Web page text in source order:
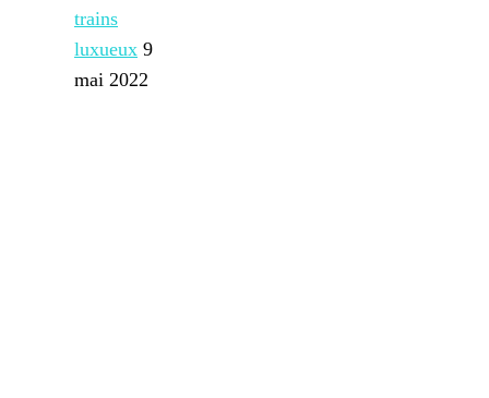
trains
luxueux 9
mai 2022